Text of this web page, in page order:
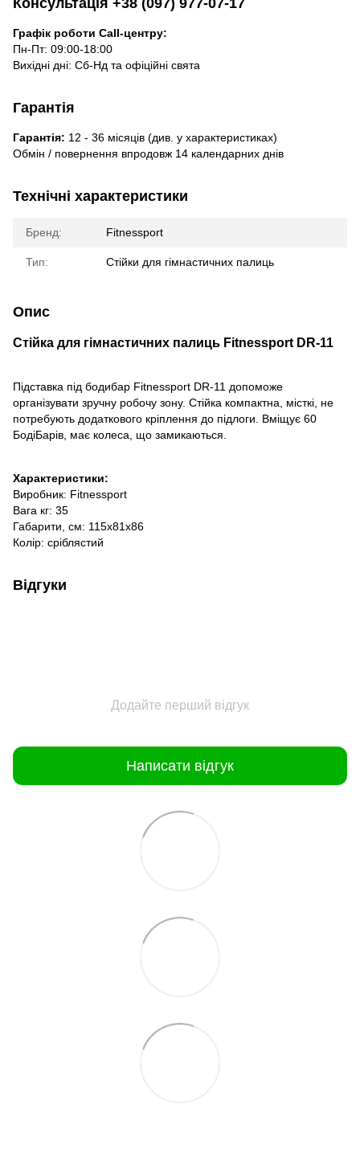
Консультація +38 (097) 977-07-17
Графік роботи Call-центру:
Пн-Пт: 09:00-18:00
Вихідні дні: Сб-Нд та офіційні свята
Гарантія
Гарантія: 12 - 36 місяців (див. у характеристиках)
Обмін / повернення впродовж 14 календарних днів
Технічні характеристики
Бренд: Fitnessport
Тип: Стійки для гімнастичних палиць
Опис
Стійка для гімнастичних палиць Fitnessport DR-11
Підставка під бодибар Fitnessport DR-11 допоможе
організувати зручну робочу зону. Стійка компактна, місткі, не
потребують додаткового кріплення до підлоги. Вміщує 60
БодіБарів, має колеса, що замикаються.
Характеристики:
Виробник: Fitnessport
Вага кг: 35
Габарити, см: 115х81х86
Колір: сріблястий
Відгуки
Додайте перший відгук
Написати відгук